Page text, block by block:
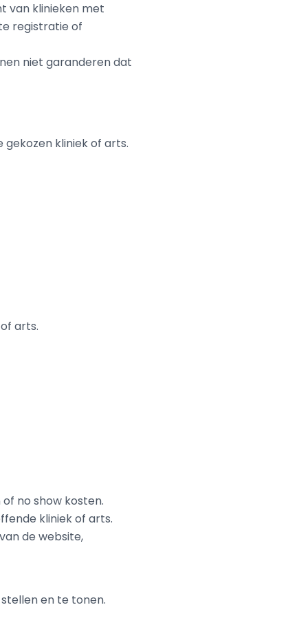
van klinieken met
registratie of
niet garanderen dat
kliniek of arts.
arts.
no show kosten.
kliniek of arts.
de website,
en te tonen.